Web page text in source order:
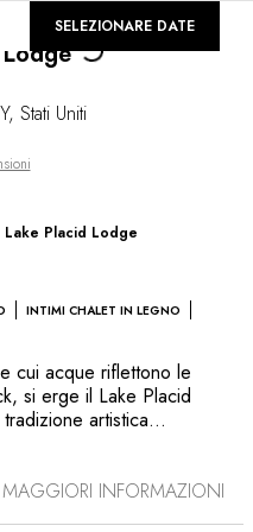
GALLERIA
Loading...
, Stati Uniti
Lake Placid Lodge
INTIMI CHALET IN LEGNO
cui acque riflettono le
si erge il Lake Placid
artistica
canottaggio,
SELEZIONARE DATE
MAGGIORI INFORMAZIONI